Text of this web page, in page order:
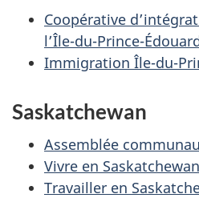
Coopérative
l’Île-du-Prince-
Immigration Île-du-
Saskatchewan
Assemblée
Vivre en Saskatchewan
Travailler en